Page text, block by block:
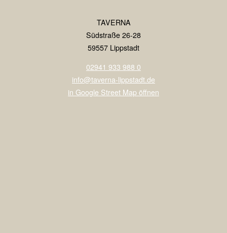
TAVERNA
Südstraße 26-28
59557 Lippstadt
02941 933 988 0
info@taverna-lippstadt.de
in Google Street Map öffnen